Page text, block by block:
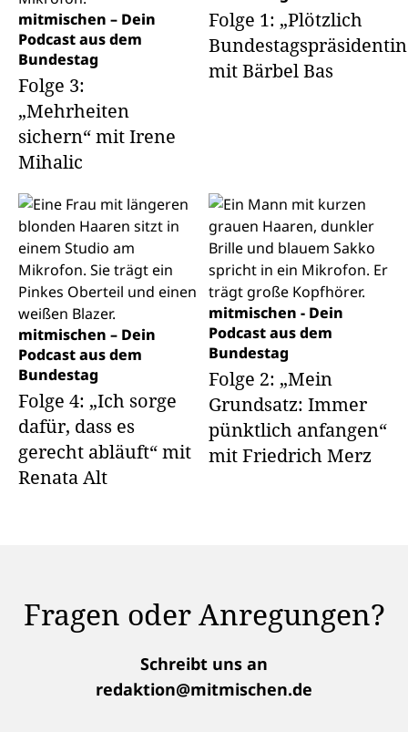
mitmischen – Dein
Podcast aus dem
Bundestag
Folge 3:
„Mehrheiten
sichern“ mit Irene
Mihalic
Folge 1: „Plötzlich
mit Bärbel Bas
mitmischen – Dein
Podcast aus dem
Bundestag
Folge 4: „Ich sorge
dafür, dass es
gerecht abläuft“ mit
Renata Alt
mitmischen - Dein
Podcast aus dem
Bundestag
Folge 2: „Mein
Grundsatz: Immer
pünktlich anfangen“
mit Friedrich Merz
Fragen oder Anregungen?
Schreibt uns an
redaktion@mitmischen.de